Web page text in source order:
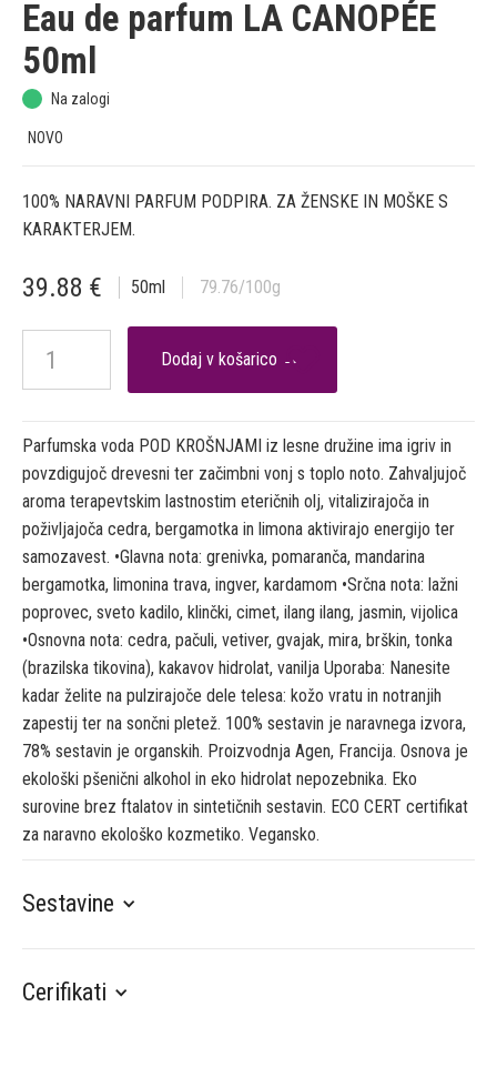
Eau de parfum LA CANOPÉE
50ml
Na zalogi
NOVO
100% NARAVNI PARFUM PODPIRA. ZA ŽENSKE IN MOŠKE S
KARAKTERJEM.
39.88 € 50ml 79.76/100g

Parfumska voda POD KROŠNJAMI iz lesne družine ima igriv in
povzdigujoč drevesni ter začimbni vonj s toplo noto. Zahvaljujoč
aroma terapevtskim lastnostim eteričnih olj, vitalizirajoča in
poživljajoča cedra, bergamotka in limona aktivirajo energijo ter
samozavest. •Glavna nota: grenivka, pomaranča, mandarina
bergamotka, limonina trava, ingver, kardamom •Srčna nota: lažni
poprovec, sveto kadilo, klinčki, cimet, ilang ilang, jasmin, vijolica
•Osnovna nota: cedra, pačuli, vetiver, gvajak, mira, brškin, tonka
(brazilska tikovina), kakavov hidrolat, vanilja Uporaba: Nanesite
kadar želite na pulzirajoče dele telesa: kožo vratu in notranjih
zapestij ter na sončni pletež. 100% sestavin je naravnega izvora,
78% sestavin je organskih. Proizvodnja Agen, Francija. Osnova je
ekološki pšenični alkohol in eko hidrolat nepozebnika. Eko
surovine brez ftalatov in sintetičnih sestavin. ECO CERT certifikat
za naravno ekološko kozmetiko. Vegansko.
Sestavine
Cerifikati